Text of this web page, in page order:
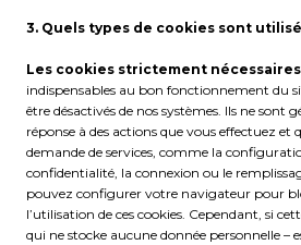
3. Quels types de cookies sont
Les cookies strictement nécessaires
indispensables au bon fonctionnement du
être désactivés de nos systèmes. Ils ne sont
réponse à des actions que vous effectuez et
demande de services, comme la
confidentialité, la connexion ou le
pouvez configurer votre navigateur pour
l’utilisation de ces cookies. Cependant, si
qui ne stocke aucune donnée personnelle –